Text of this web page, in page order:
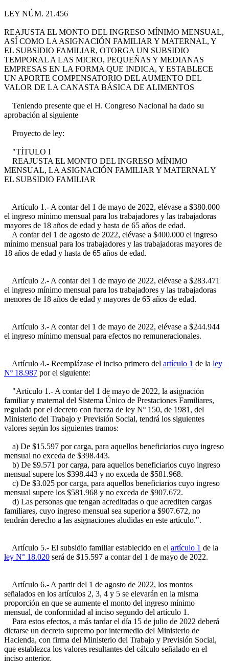
LEY NÚM. 21.456
REAJUSTA EL MONTO DEL INGRESO MÍNIMO MENSUAL,
ASÍ COMO LA ASIGNACIÓN FAMILIAR Y MATERNAL, Y
EL SUBSIDIO FAMILIAR, OTORGA UN SUBSIDIO
TEMPORAL A LAS MICRO, PEQUEÑAS Y MEDIANAS
EMPRESAS EN LA FORMA QUE INDICA, Y ESTABLECE
UN APORTE COMPENSATORIO DEL AUMENTO DEL
VALOR DE LA CANASTA BÁSICA DE ALIMENTOS
Teniendo presente que el H. Congreso Nacional ha dado su
aprobación al siguiente
Proyecto de ley:
"TÍTULO I
REAJUSTA EL MONTO DEL INGRESO MÍNIMO
MENSUAL, LA ASIGNACIÓN FAMILIAR Y MATERNAL Y
EL SUBSIDIO FAMILIAR
Artículo 1.- A contar del 1 de mayo de 2022, elévase a $380.000
el ingreso mínimo mensual para los trabajadores y las trabajadoras
mayores de 18 años de edad y hasta de 65 años de edad.
A contar del 1 de agosto de 2022, elévase a $400.000 el ingreso
mínimo mensual para los trabajadores y las trabajadoras mayores de
18 años de edad y hasta de 65 años de edad.
Artículo 2.- A contar del 1 de mayo de 2022, elévase a $283.471
el ingreso mínimo mensual para los trabajadores y las trabajadoras
menores de 18 años de edad y mayores de 65 años de edad.
Artículo 3.- A contar del 1 de mayo de 2022, elévase a $244.944
el ingreso mínimo mensual para efectos no remuneracionales.
Artículo 4.- Reemplázase el inciso primero del artículo 1 de la ley
Nº 18.987 por el siguiente:
"Artículo 1.- A contar del 1 de mayo de 2022, la asignación
familiar y maternal del Sistema Único de Prestaciones Familiares,
regulada por el decreto con fuerza de ley Nº 150, de 1981, del
Ministerio del Trabajo y Previsión Social, tendrá los siguientes
valores según los siguientes tramos:
a) De $15.597 por carga, para aquellos beneficiarios cuyo ingreso
mensual no exceda de $398.443.
b) De $9.571 por carga, para aquellos beneficiarios cuyo ingreso
mensual supere los $398.443 y no exceda de $581.968.
c) De $3.025 por carga, para aquellos beneficiarios cuyo ingreso
mensual supere los $581.968 y no exceda de $907.672.
d) Las personas que tengan acreditadas o que acrediten cargas
familiares, cuyo ingreso mensual sea superior a $907.672, no
tendrán derecho a las asignaciones aludidas en este artículo.".
Artículo 5.- El subsidio familiar establecido en el artículo 1 de la
ley N° 18.020 será de $15.597 a contar del 1 de mayo de 2022.
Artículo 6.- A partir del 1 de agosto de 2022, los montos
señalados en los artículos 2, 3, 4 y 5 se elevarán en la misma
proporción en que se aumente el monto del ingreso mínimo
mensual, de conformidad al inciso segundo del artículo 1.
Para estos efectos, a más tardar el día 15 de julio de 2022 deberá
dictarse un decreto supremo por intermedio del Ministerio de
Hacienda, con firma del Ministerio del Trabajo y Previsión Social,
que establezca los valores resultantes del cálculo señalado en el
inciso anterior.